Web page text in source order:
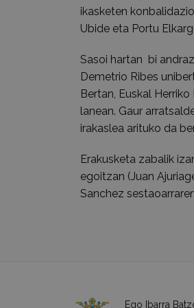
ikasketen
Ubide eta Portu
Sasoi hartan bi
Demetrio Ribes
Bertan, Euskal
lanean. Gaur
irakaslea arituko da
Erakusketa zabalik
egoitzan (Juan
Sanchez
Ego Ibarra